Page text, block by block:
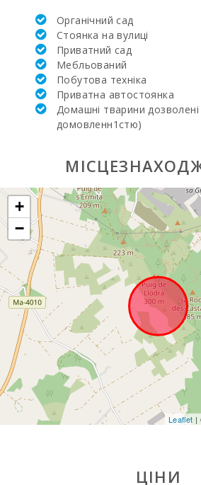
Щотижневий
базар у Порто-
Колoм
(вівторок) (км):
Щотижневий
базар у
Феланіткс
(неділя) (км):
Щотижневий
базар в Алькудії
(вівторок та
неділя) (км):
Щотижневий
базар у
Манакор
(понеділок) (км):
Супермаркет -
Меркадона (км):
Супермаркет -
EROSKY (км):
Супермаркет
LIDL (км):
Органічний сад
Стоянка на вулиці
Приватний сад
Мебльований
Побутова техніка
Приватна автостоянка
Домашні тварини дозволені
домовленн1стю)
+
−
Leaflet |
ЦІНИ